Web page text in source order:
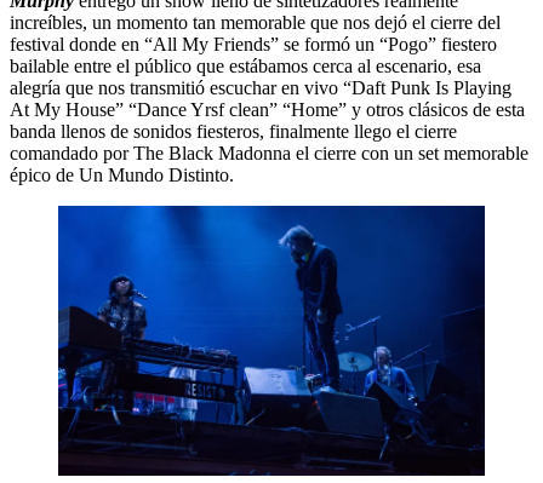
increíbles, un momento tan memorable que nos dejó el cierre del
festival donde en “All My Friends” se formó un “Pogo” fiestero
bailable entre el público que estábamos cerca al escenario, esa
alegría que nos transmitió escuchar en vivo “Daft Punk Is Playing
At My House” “Dance Yrsf clean” “Home” y otros clásicos de esta
banda llenos de sonidos fiesteros, finalmente llego el cierre
comandado por The Black Madonna el cierre con un set memorable
épico de Un Mundo Distinto.